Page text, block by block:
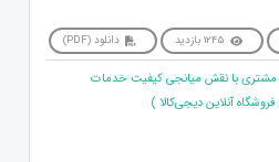
1245 بازدید دانلود (PDF)
مشتری با نقش میانجی کیفیت خدمات
آنلاین دیجی‌کالا )